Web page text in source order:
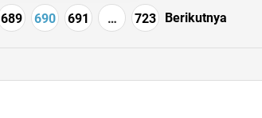
689 690 691 … 723 Berikutnya